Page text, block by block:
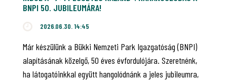
BNPI 50. JUBILEUMÁRA!
2026.06.30. 14:45
Már készülünk a Bükki Nemzeti Park Igazgatóság (BNPI)
alapításának közelgő, 50 éves évfordulójára. Szeretnénk,
ha látogatóinkkal együtt hangolódnánk a jeles jubileumra,